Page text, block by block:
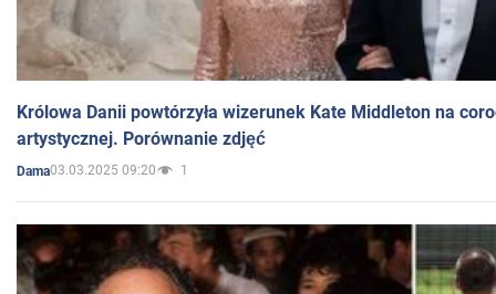
Królowa Danii powtórzyła wizerunek Kate Middleton na
artystycznej. Porównanie zdjęć
Dama03.03.2025 09:20 1